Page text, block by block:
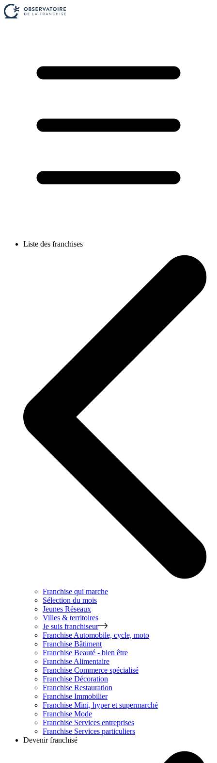
Liste des franchises
Franchise qui marche
Sélection du mois
Jeunes Réseaux
Villes & territoires
Je suis franchiseur
Franchise Automobile, cycle, moto
Franchise Bâtiment
Franchise Beauté - bien être
Franchise Alimentaire
Franchise Commerce spécialisé
Franchise Décoration
Franchise Restauration
Franchise Immobilier
Franchise Mini, hyper et supermarché
Franchise Mode
Franchise Services entreprises
Franchise Services particuliers
Devenir franchisé